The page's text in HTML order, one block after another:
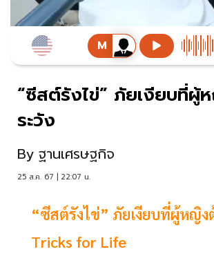
“ซีสต์รังไข่” ภัยเงียบที่
ระวัง
By ฐานเศรษฐกิจ
25 ส.ค. 67 | 22:07 น.
“ซีสต์รังไข่” ภัยเงียบที่ผู้หญิง
Tricks for Life